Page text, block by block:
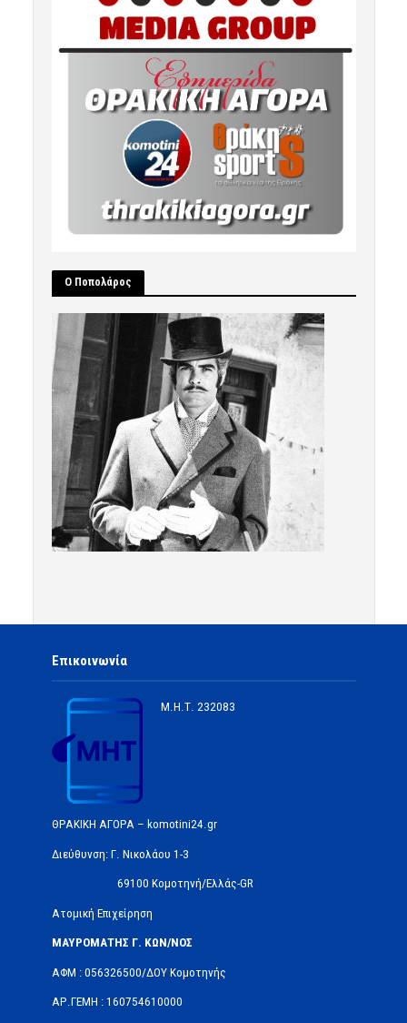
Ο Ποπολάρος
Επικοινωνία
Μ.Η.Τ. 232083
ΘΡΑΚΙΚΗ ΑΓΟΡΑ – komotini24.gr
Διεύθυνση: Γ. Νικολάου 1-3
69100 Κομοτηνή/Ελλάς-GR
Ατομική Επιχείρηση
ΜΑΥΡΟΜΑΤΗΣ Γ. ΚΩΝ/ΝΟΣ
ΑΦΜ : 056326500/ΔOΥ Κομοτηνής
ΑΡ.ΓΕΜΗ : 160754610000